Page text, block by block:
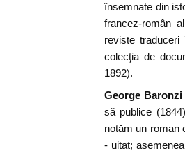
însemnate din
francez-român
reviste
colecţia de
1892).
George Baronzi
să publice
notăm un roman
- uitat;